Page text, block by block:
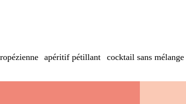
apéritif pétillant cocktail sans mélange